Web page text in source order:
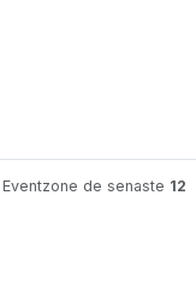
de senaste 12